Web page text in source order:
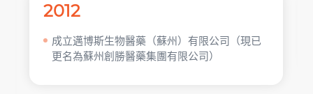
2012
成立邁博斯生物醫藥（蘇州）有限公司（現已
更名為蘇州創勝醫藥集團有限公司）